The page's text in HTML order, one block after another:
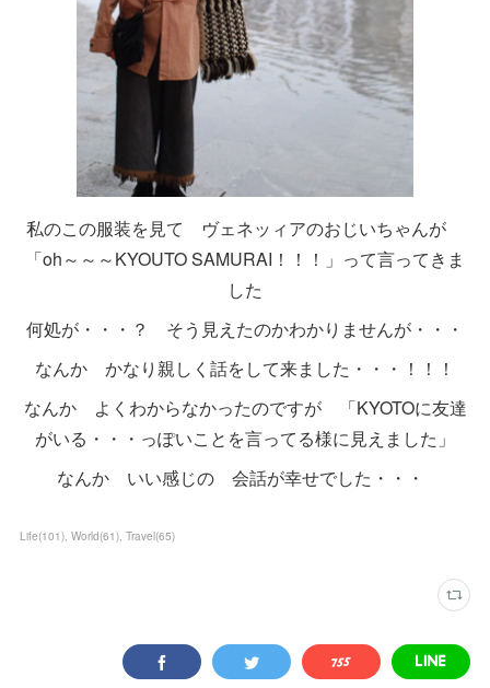
私のこの服装を見て ヴェネッィアのおじいちゃんが
「oh～～～KYOUTO SAMURAI！！！」って言ってきま
した
何処が・・・？ そう見えたのかわかりませんが・・・
なんか かなり親しく話をして来ました・・・！！！
なんか よくわからなかったのですが 「KYOTOに友達
がいる・・・っぽいことを言ってる様に見えました」
なんか いい感じの 会話が幸せでした・・・
Life(101) World(61) Travel(65)